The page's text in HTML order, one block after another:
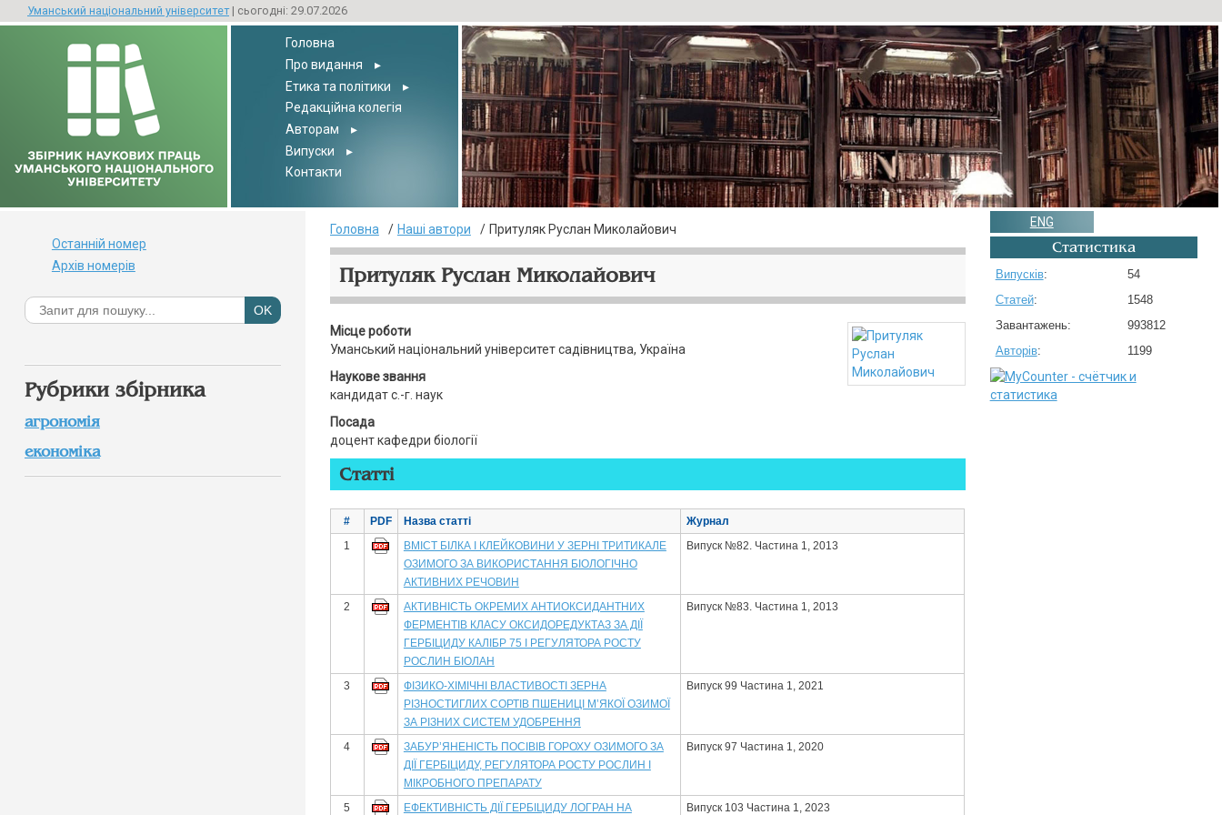
Уманський національний університет| сьогодні: 29.07.2026
Головна
Про видання
▸
Етика та політики
▸
Редакційна колегія
Авторам
▸
Випуски
▸
Контакти
Головна Наші автори Притуляк Руслан Миколайович
Притуляк Руслан Миколайович
Місце роботи
Уманський національний університет садівництва, Україна
Наукове звання
кандидат с.-г. наук
Посада
доцент кафедри біології
Статті
# PDF Назва статті
Журнал
1
ВМІСТ БІЛКА І КЛЕЙКОВИНИ У ЗЕРНІ ТРИТИКАЛЕ
ОЗИМОГО ЗА ВИКОРИСТАННЯ БІОЛОГІЧНО
АКТИВНИХ РЕЧОВИН
Випуск №82. Частина 1, 2013
2
АКТИВНІСТЬ ОКРЕМИХ АНТИОКСИДАНТНИХ
ФЕРМЕНТІВ КЛАСУ ОКСИДОРЕДУКТАЗ ЗА ДІЇ
ГЕРБІЦИДУ КАЛІБР 75 І РЕГУЛЯТОРА РОСТУ
РОСЛИН БІОЛАН
Випуск №83. Частина 1, 2013
3
ФІЗИКО-ХІМІЧНІ ВЛАСТИВОСТІ ЗЕРНА
РІЗНОСТИГЛИХ СОРТІВ ПШЕНИЦІ М’ЯКОЇ ОЗИМОЇ
ЗА РІЗНИХ СИСТЕМ УДОБРЕННЯ
Випуск 99 Частина 1, 2021
4
ЗАБУР’ЯНЕНІСТЬ ПОСІВІВ ГОРОХУ ОЗИМОГО ЗА
ДІЇ ГЕРБІЦИДУ, РЕГУЛЯТОРА РОСТУ РОСЛИН І
МІКРОБНОГО ПРЕПАРАТУ
Випуск 97 Частина 1, 2020
5 ЕФЕКТИВНІСТЬ ДІЇ ГЕРБІЦИДУ ЛОГРАН НА Випуск 103 Частина 1, 2023
Останній номер
Архів номерів
Рубрики збірника
агрономія
економіка
ENG
Статистика
Випусків:
54
Статей:
1548
Завантажень:
993812
Авторів: 1199